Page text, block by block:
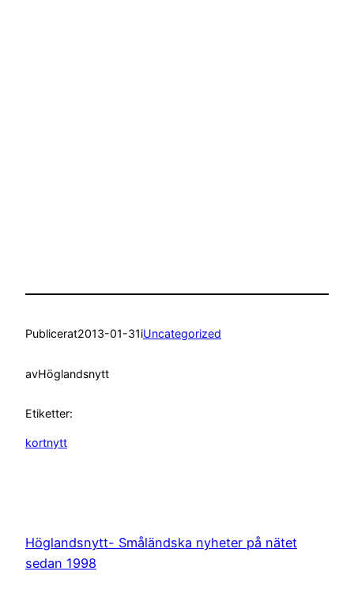
Publicerat2013-01-31iUncategorized
avHöglandsnytt
Etiketter:
kortnytt
Höglandsnytt- Småländska nyheter på nätet
sedan 1998